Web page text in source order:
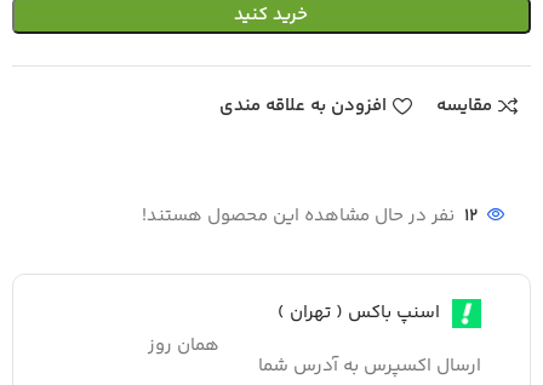
خرید کنید
مقایسه افزودن به علاقه مندی
12 نفر در حال مشاهده این محصول هستند!
اسنپ باکس ( تهران )
ارسال اکسپرس به آدرس شما
همان روز